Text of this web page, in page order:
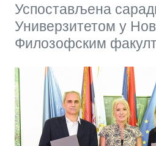
Успостављена
Универзитетом у
Филозофским